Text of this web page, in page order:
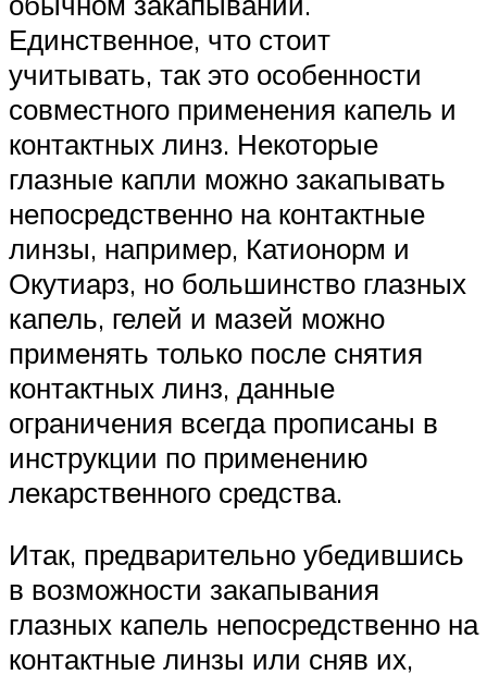
Единственное, что стоит
учитывать, так это особенности
совместного применения капель и
контактных линз. Некоторые
глазные капли можно закапывать
непосредственно на контактные
линзы, например, Катионорм и
Окутиарз, но большинство глазных
капель, гелей и мазей можно
применять только после снятия
контактных линз, данные
ограничения всегда прописаны в
инструкции по применению
лекарственного средства.
Итак, предварительно убедившись
в возможности закапывания
глазных капель непосредственно на
контактные линзы или сняв их,